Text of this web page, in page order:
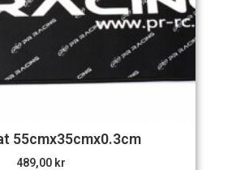
55cmx35cmx0.3cm
489,00 kr